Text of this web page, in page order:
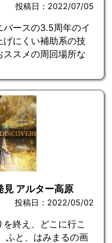
投稿日：2022/07/05
バースの3.5周年のイ
にくい補助系の技
ススメの周回場所な
見 アルター高原
投稿日：2022/05/02
終え、どこに行こ
ふと、はみまるの画